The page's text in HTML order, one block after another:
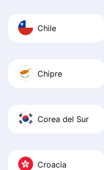
Chile
Chipre
Corea del Sur
Croacia